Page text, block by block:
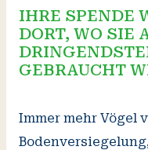
IHRE SPENDE
DORT, WO SIE
GEBRAUCHT
Immer mehr Vögel